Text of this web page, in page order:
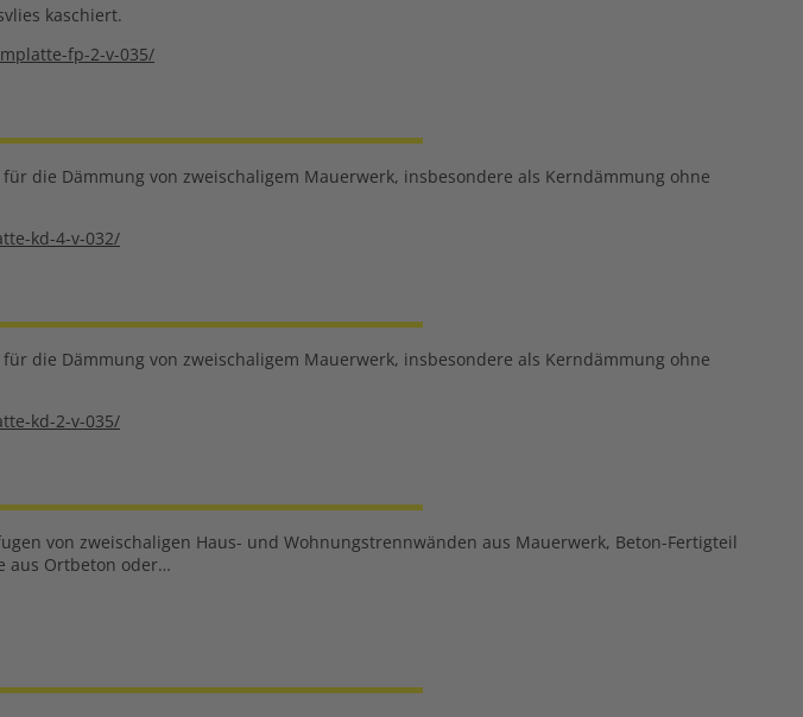
kaschiert.
fp-2-v-035/
die Dämmung von zweischaligem Mauerwerk, insbesondere als Kerndämmung ohne
kd-4-v-032/
die Dämmung von zweischaligem Mauerwerk, insbesondere als Kerndämmung ohne
kd-2-v-035/
von zweischaligen Haus- und Wohnungstrennwänden aus Mauerwerk, Beton-Fertigteil
aus Ortbeton oder…